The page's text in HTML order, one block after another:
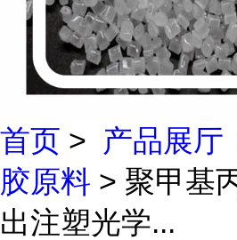
首页 > 产品展厅
胶原料 > 聚甲基
出注塑光学...